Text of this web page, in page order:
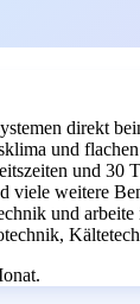
direkt
und
und 30
viele weitere
und